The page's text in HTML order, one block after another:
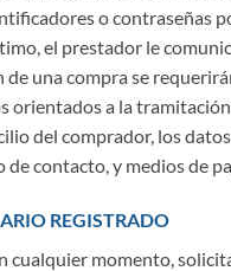
o contraseñas
el prestador le
una compra se
orientados a la tramitación
del comprador, los datos
contacto, y medios de
REGISTRADO
cualquier momento,